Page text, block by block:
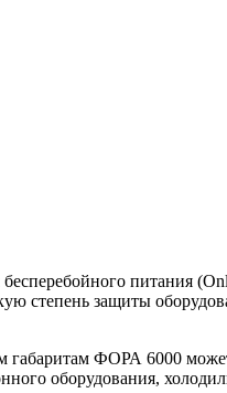
питания
степень защиты
ФОРА 6000
оборудования,